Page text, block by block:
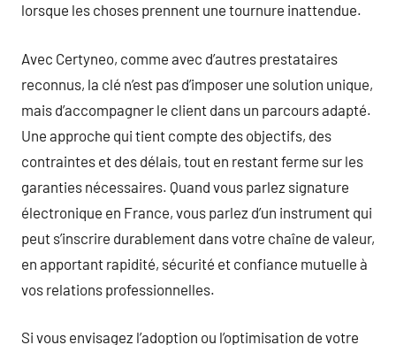
lorsque les choses prennent une tournure inattendue.
Avec Certyneo, comme avec d’autres prestataires
reconnus, la clé n’est pas d’imposer une solution unique,
mais d’accompagner le client dans un parcours adapté.
Une approche qui tient compte des objectifs, des
contraintes et des délais, tout en restant ferme sur les
garanties nécessaires. Quand vous parlez signature
électronique en France, vous parlez d’un instrument qui
peut s’inscrire durablement dans votre chaîne de valeur,
en apportant rapidité, sécurité et confiance mutuelle à
vos relations professionnelles.
Si vous envisagez l’adoption ou l’optimisation de votre